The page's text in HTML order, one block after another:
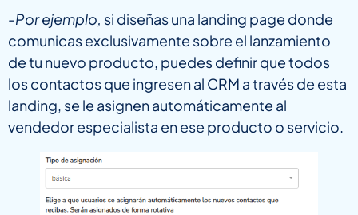
-Por ejemplo, si diseñas una landing page donde
comunicas exclusivamente sobre el lanzamiento
de tu nuevo producto, puedes definir que todos
los contactos que ingresen al CRM a través de esta
landing, se le asignen automáticamente al
vendedor especialista en ese producto o servicio.